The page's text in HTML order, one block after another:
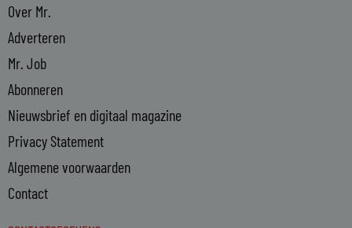
Over Mr.
Adverteren
Mr. Job
Abonneren
Nieuwsbrief en digitaal magazine
Privacy Statement
Algemene voorwaarden
Contact